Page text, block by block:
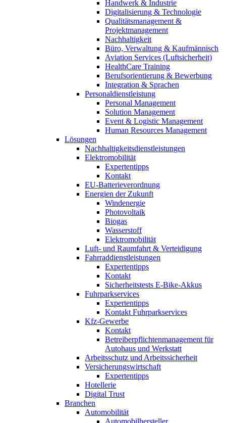
Handwerk & Industrie
Digitalisierung & Technologie
Qualitätsmanagement &
Projektmanagement
Nachhaltigkeit
Büro, Verwaltung & Kaufmännisch
Aviation Services (Luftsicherheit)
HealthCare Training
Berufsorientierung & Bewerbung
Integration & Sprachen
Personaldienstleistung
Personal Management
Solution Management
Event & Logistic Management
Human Resources Management
Lösungen
Nachhaltigkeitsdienstleistungen
Elektromobilität
Expertentipps
Kontakt
EU-Batterieverordnung
Energien der Zukunft
Windenergie
Photovoltaik
Biogas
Wasserstoff
Elektromobilität
Luft- und Raumfahrt & Verteidigung
Fahrraddienstleistungen
Expertentipps
Kontakt
Sicherheitstests E-Bike-Akkus
Fuhrparkservices
Expertentipps
Kontakt Fuhrparkservices
Kfz-Gewerbe
Kontakt
Betreiberpflichtenmanagement für
Autohaus und Werkstatt
Arbeitsschutz und Arbeitssicherheit
Versicherungswirtschaft
Expertentipps
Hotellerie
Digital Trust
Branchen
Automobilität
Automobilhersteller